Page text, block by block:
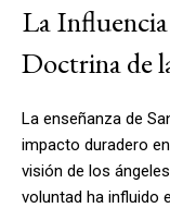
La
Doctrina de
La enseñanza de
impacto duradero
visión de los
voluntad ha influido